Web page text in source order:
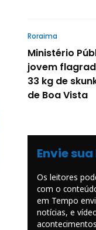
Roraima
Ministério
jovem
33 kg de
de Boa Vista
Envie
Os leitores
com o
em Tempo
notícias, e